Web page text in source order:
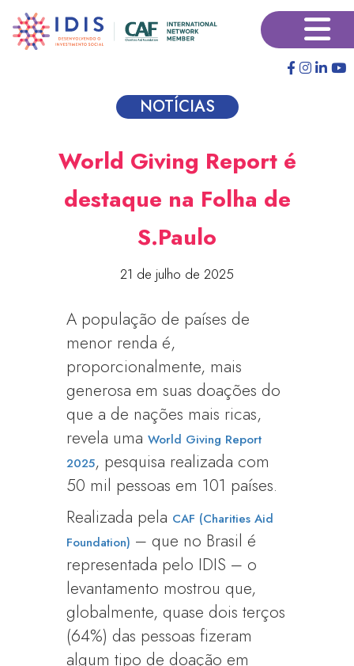
para
×
NOTÍCIAS
World Giving Report é
destaque na Folha de
S.Paulo
21 de julho de 2025
A população de países de
menor renda é,
proporcionalmente, mais
generosa em suas doações do
que a de nações mais ricas,
revela umaWorld Giving Report
2025, pesquisa realizada com
50 mil pessoas em 101 países.
Realizada pela CAF (Charities Aid
Foundation) – que no Brasil é
representada pelo IDIS – o
levantamento mostrou que,
globalmente, quase dois terços
(64%) das pessoas fizeram
algum tipo de doação em